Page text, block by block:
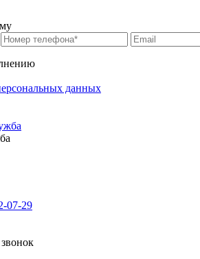
данных
07-29
звонок